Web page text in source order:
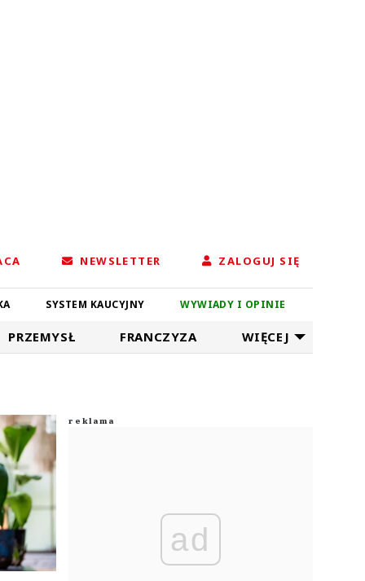
NEWSLETTER ZALOGUJ SIĘ
SYSTEM KAUCYJNY WYWIADY I OPINIE
PRZEMYSŁ FRANCZYZA WIĘCEJ
ad